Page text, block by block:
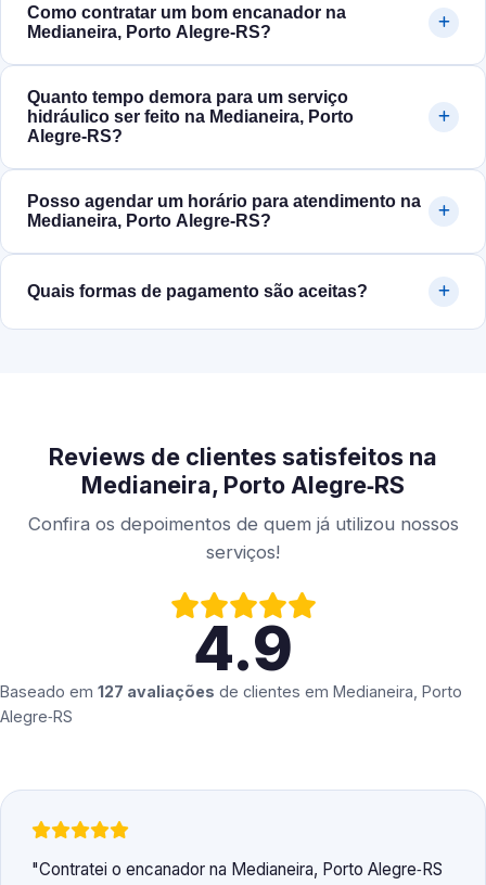
Como contratar um bom encanador na
Medianeira, Porto Alegre‑RS?
Quanto tempo demora para um serviço
hidráulico ser feito na Medianeira, Porto
Alegre‑RS?
Posso agendar um horário para atendimento na
Medianeira, Porto Alegre‑RS?
Quais formas de pagamento são aceitas?
Reviews de clientes satisfeitos na
Medianeira, Porto Alegre‑RS
Confira os depoimentos de quem já utilizou nossos
serviços!
4.9
Baseado em 127 avaliações de clientes em Medianeira, Porto
Alegre‑RS
Contratei o encanador na Medianeira, Porto Alegre‑RS